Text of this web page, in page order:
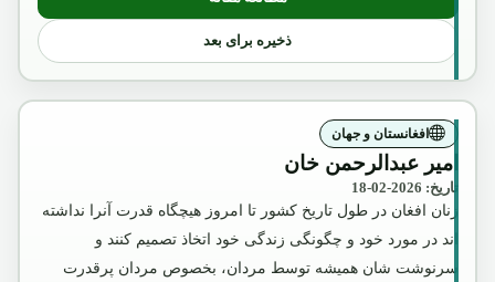
: آگست2018
ذخیره برای بعد
افغانستان و جهان
امیر عبدالرحمن خان
تاریخ: 2026-02-18
زنان افغان در طول تاریخ کشور تا امروز هیچگاه قدرت آنرا نداشته
اند در مورد خود و چگونگی زندگی خود اتخاذ تصمیم کنند و
سرنوشت شان همیشه توسط مردان، بخصوص مردان پرقدرت